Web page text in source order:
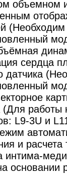
объемном
(Необходим
сердца
датчика
(Для работы
L9-3U и
и
интима-
основании